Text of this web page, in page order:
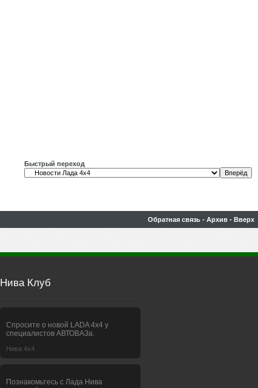
Быстрый переход
Обратная связь - Архив - Вверх
Нива Клуб
Спросите о новой LADA 4x4 у
специалистов АВТОВАЗа.
Нива 4х4
Познакомьтесь с Лада Нива